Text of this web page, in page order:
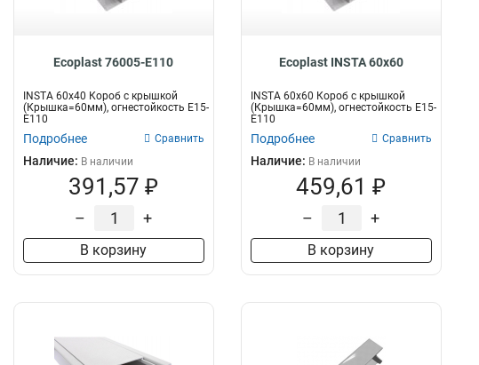
Ecoplast 76005-E110
INSTA 60х40 Короб с крышкой
(Крышка=60мм), огнестойкость E15-
E110
Подробнее Сравнить
Наличие: В наличии
391,57 ₽
– +
В корзину
Ecoplast INSTA 60х60
INSTA 60х60 Короб с крышкой
(Крышка=60мм), огнестойкость E15-
E110
Подробнее Сравнить
Наличие: В наличии
459,61 ₽
– +
В корзину